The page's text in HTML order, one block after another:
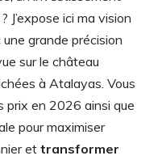
J’expose ici ma vision
grande précision
sur le château
à Atalayas. Vous
prix en 2026 ainsi que
pour maximiser
et transformer